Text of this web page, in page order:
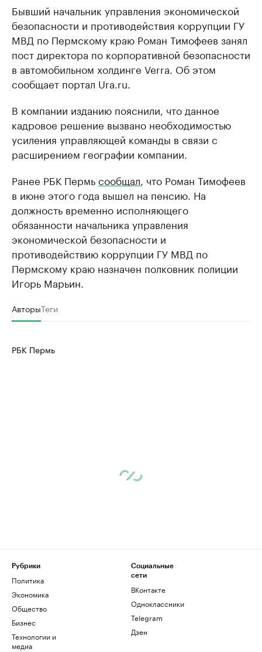
Бывший начальник управления экономической
безопасности и противодействия коррупции ГУ
МВД по Пермскому краю Роман Тимофеев занял
пост директора по корпоративной безопасности
в автомобильном холдинге Verra. Об этом
сообщает портал Ura.ru.
В компании изданию пояснили, что данное
кадровое решение вызвано необходимостью
усиления управляющей команды в связи с
расширением географии компании.
Ранее РБК Пермьсообщал , что Роман Тимофеев
в июне этого года вышел на пенсию. На
должность временно исполняющего
обязанности начальника управления
экономической безопасности и
противодействию коррупции ГУ МВД по
Пермскому краю назначен полковник полиции
Игорь Марьин.
АвторыТеги
РБК Пермь
Рубрики
Политика
Экономика
Общество
Бизнес
Технологии и
медиа
Социальные
сети
ВКонтакте
Одноклассники
Telegram
Дзен